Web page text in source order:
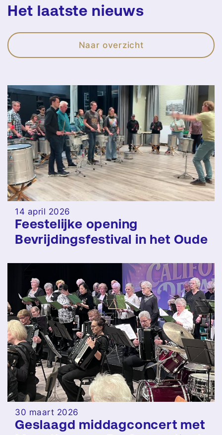
Het laatste nieuws
Naar overzicht
14 april 2026
Feestelijke opening
Bevrijdingsfestival in het Oude
30 maart 2026
Geslaagd middagconcert met